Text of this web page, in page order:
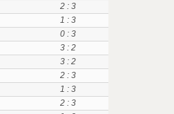
2 : 3
1 : 3
0 : 3
3 : 2
3 : 2
2 : 3
1 : 3
2 : 3